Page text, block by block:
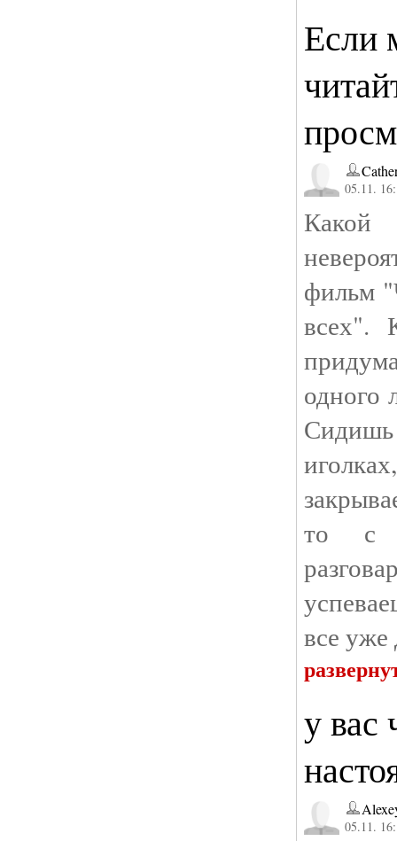
Если
05.11.
фильм
всех".
одного
то с
все
у вас
05.11.